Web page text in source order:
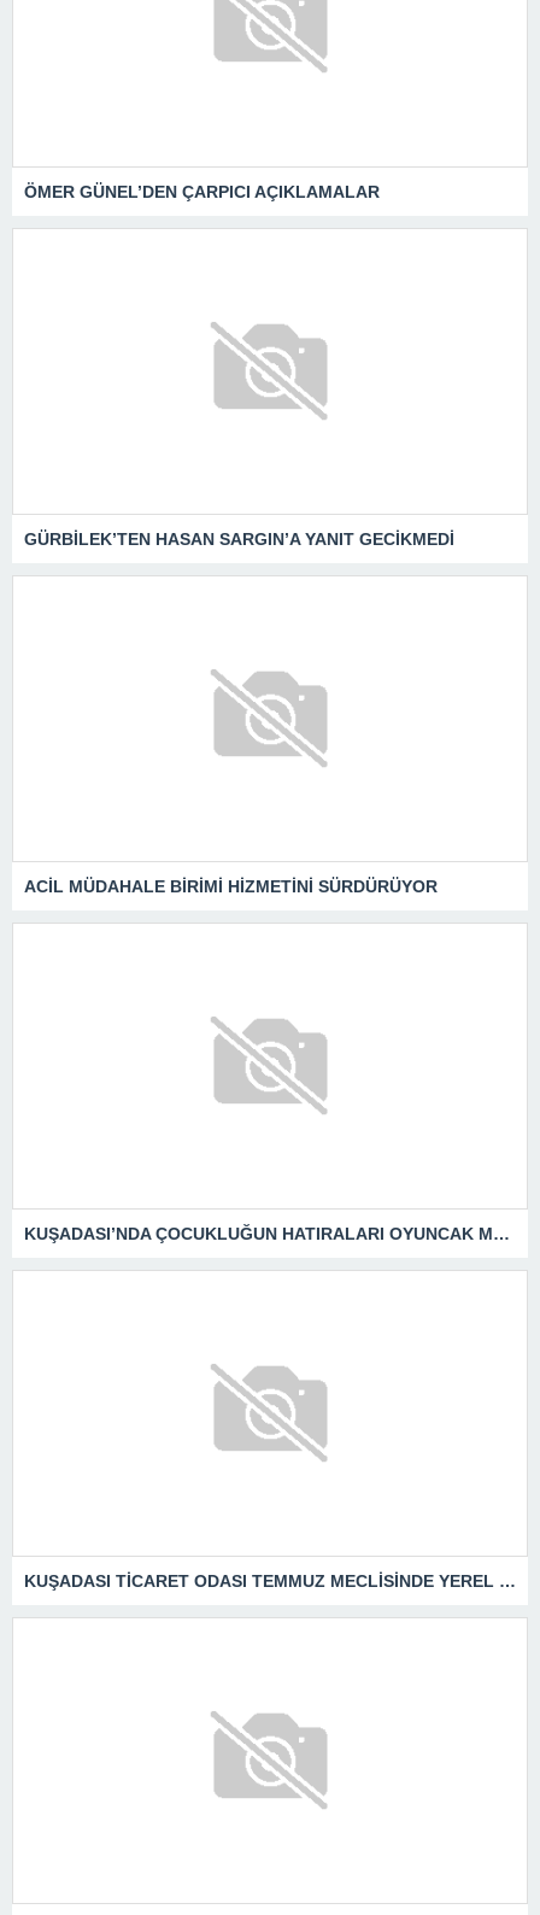
ÖMER GÜNEL’DEN ÇARPICI AÇIKLAMALAR
GÜRBİLEK’TEN HASAN SARGIN’A YANIT GECİKMEDİ
ACİL MÜDAHALE BİRİMİ HİZMETİNİ SÜRDÜRÜYOR
KUŞADASI’NDA ÇOCUKLUĞUN HATIRALARI OYUNCAK MÜZESİNDE HAYAT BULACAK
KUŞADASI TİCARET ODASI TEMMUZ MECLİSİNDE YEREL İŞLETMELERE ANLAMLI DESTEK